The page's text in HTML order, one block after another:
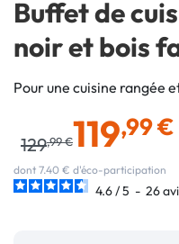
Buffet de
noir et bois
Pour une cuisine rangée
129,99 €119,99 €
dont 7.40 € d'éco-participation
4.6/5 - 26